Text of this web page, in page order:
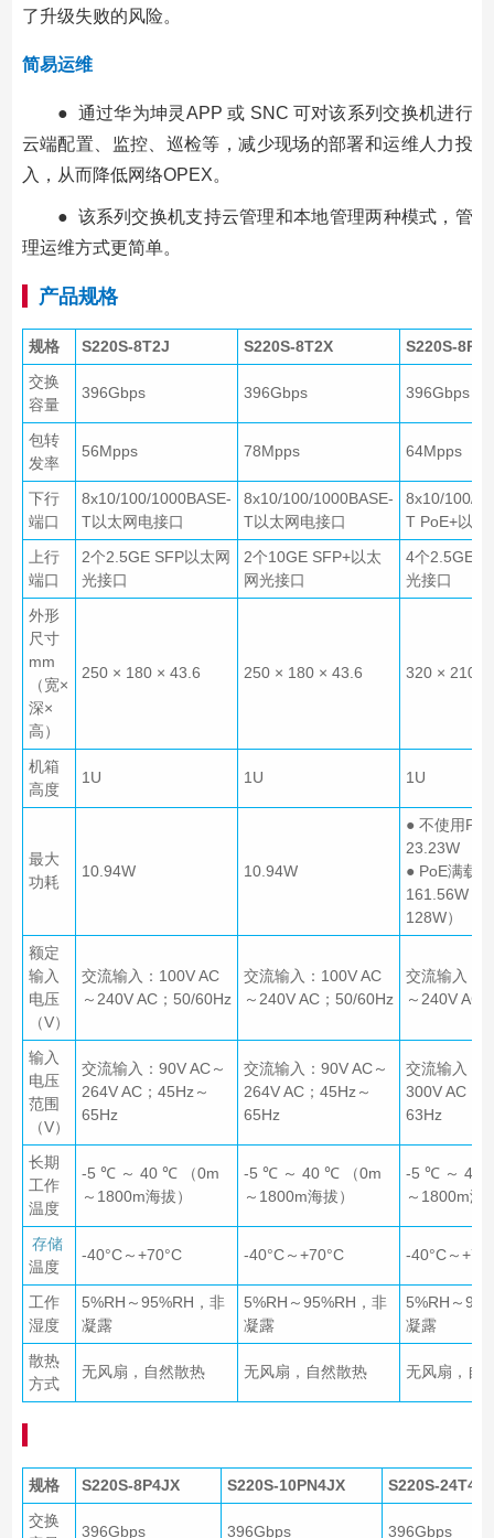
了升级失败的风险。
简易运维
● 通过华为坤灵APP 或 SNC 可对该系列交换机进行
云端配置、监控、巡检等，减少现场的部署和运维人力投
入，从而降低网络OPEX。
● 该系列交换机支持云管理和本地管理两种模式，管
理运维方式更简单。
产品规格
规格 S220S-8T2J S220S-8T2X
S220S-8P4J
交换
容量
396Gbps 396Gbps 396Gbps
包转
发率
56Mpps 78Mpps 64Mpps
下行
端口
8x10/100/1000BASE-
T以太网电接口
8x10/100/1000BASE-
T以太网电接口
8x10/100/
T PoE+以太
上行
端口
2个2.5GE SFP以太网
光接口
2个10GE SFP+以太
网光接口
4个2.5GE
光接口
外形
尺寸
mm
（宽×
深×
高）
250 × 180 × 43.6 250 × 180 × 43.6 320 × 210 ×
机箱
高度
1U 1U 1U
最大
功耗
10.94W 10.94W
● 不使用
23.23W
● PoE满载：
161.56W（
128W）
额定
输入
电压
（V）
交流输入：100V AC
～240V AC；50/60Hz
交流输入：100V AC
～240V AC；50/60Hz
交流输入：
～240V AC
输入
电压
范围
（V）
交流输入：90V AC～
264V AC；45Hz～
65Hz
交流输入：90V AC～
264V AC；45Hz～
65Hz
交流输入：
300V AC；
63Hz
长期
工作
温度
-5 ℃ ～ 40 ℃ （0m
～1800m海拔）
-5 ℃ ～ 40 ℃ （0m
～1800m海拔）
-5 ℃ ～ 40
～1800m海
存储
温度
-40°C～+70°C -40°C～+70°C -40°C～
工作
湿度
5%RH～95%RH，非
凝露
5%RH～95%RH，非
凝露
5%RH～
凝露
散热
方式
无风扇，自然散热 无风扇，自然散热 无风扇，自
规格 S220S-8P4JX S220S-10PN4JX
S220S-24T4J
交换
396Gbps 396Gbps 396Gbps